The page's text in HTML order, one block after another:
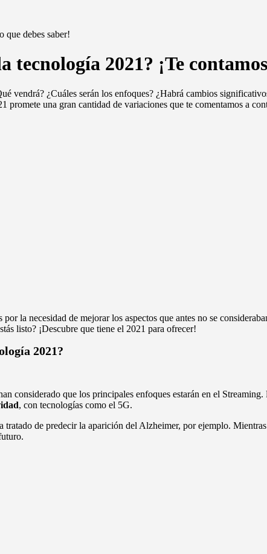
que debes saber!
tecnología 2021? ¡Te
vendrá? ¿Cuáles serán los enfoques? ¿Habrá cambios
promete una gran cantidad de variaciones que te comentamos a
la necesidad de mejorar los aspectos que antes no se
listo? ¡Descubre que tiene el 2021 para ofrecer!
2021?
considerado que los principales enfoques estarán en el
, con tecnologías como el 5G.
tratado de predecir la aparición del Alzheimer, por ejemplo.